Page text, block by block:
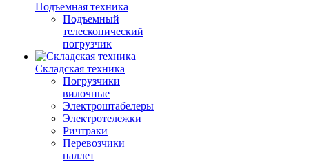
Подъемная техника
Подъемный
телескопический
погрузчик
Складская техника
Погрузчики
вилочные
Электроштабелеры
Электротележки
Ричтраки
Перевозчики
паллет